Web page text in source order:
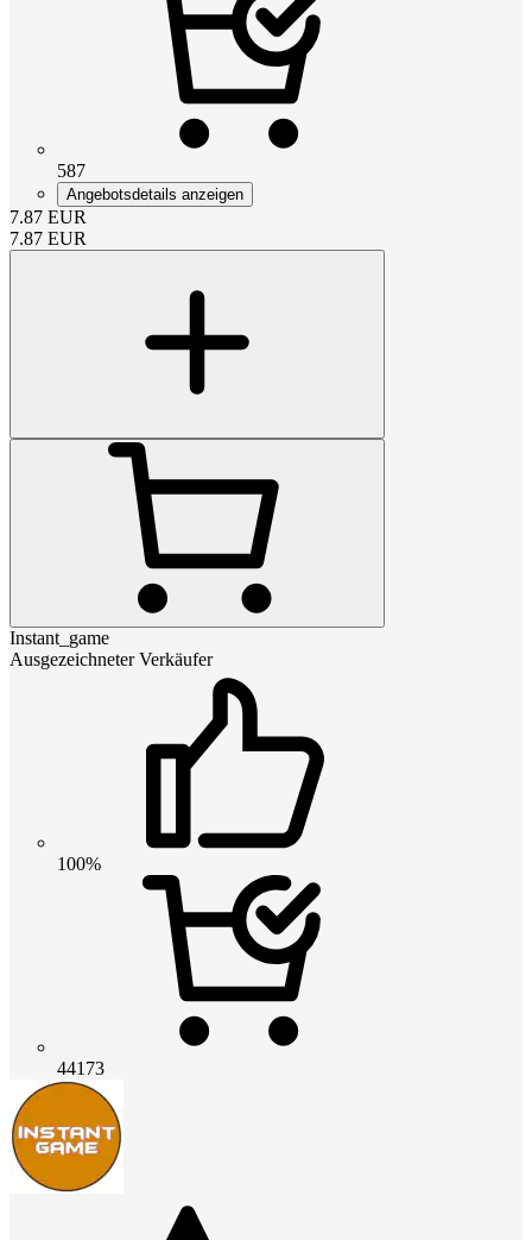
587
Angebotsdetails anzeigen
7.87 EUR
7.87 EUR
Instant_game
Ausgezeichneter Verkäufer
100%
44173